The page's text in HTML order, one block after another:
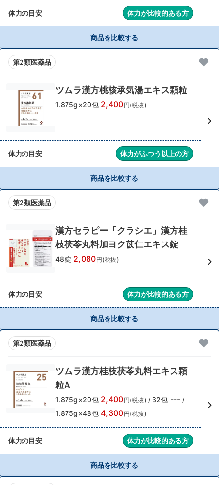
体力の目安 体力が比較的ある方
商品を比較する
第2類医薬品
ツムラ漢方桃核承気湯エキス顆粒
1.875g×20包 2,400円(税抜)
体力の目安 体力がふつう以上の方
商品を比較する
第2類医薬品
漢方セラピー「クラシエ」漢方桂
枝茯苓丸料加ヨク苡仁エキス錠
48錠 2,080円(税抜)
体力の目安 体力が比較的ある方
商品を比較する
第2類医薬品
ツムラ漢方桂枝茯苓丸料エキス顆
粒A
1.875g×20包 2,400円(税抜) / 32包 --- /
1.875g×48包 4,300円(税抜)
体力の目安 体力が比較的ある方
商品を比較する